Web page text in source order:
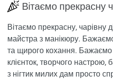
Вітаємо прекрасну
Вітаємо прекрасну, чарівну
майстра з манікюру.
та щирого кохання. Бажаємо
клієнток, творчого настрою,
з нігтик милих дам просто